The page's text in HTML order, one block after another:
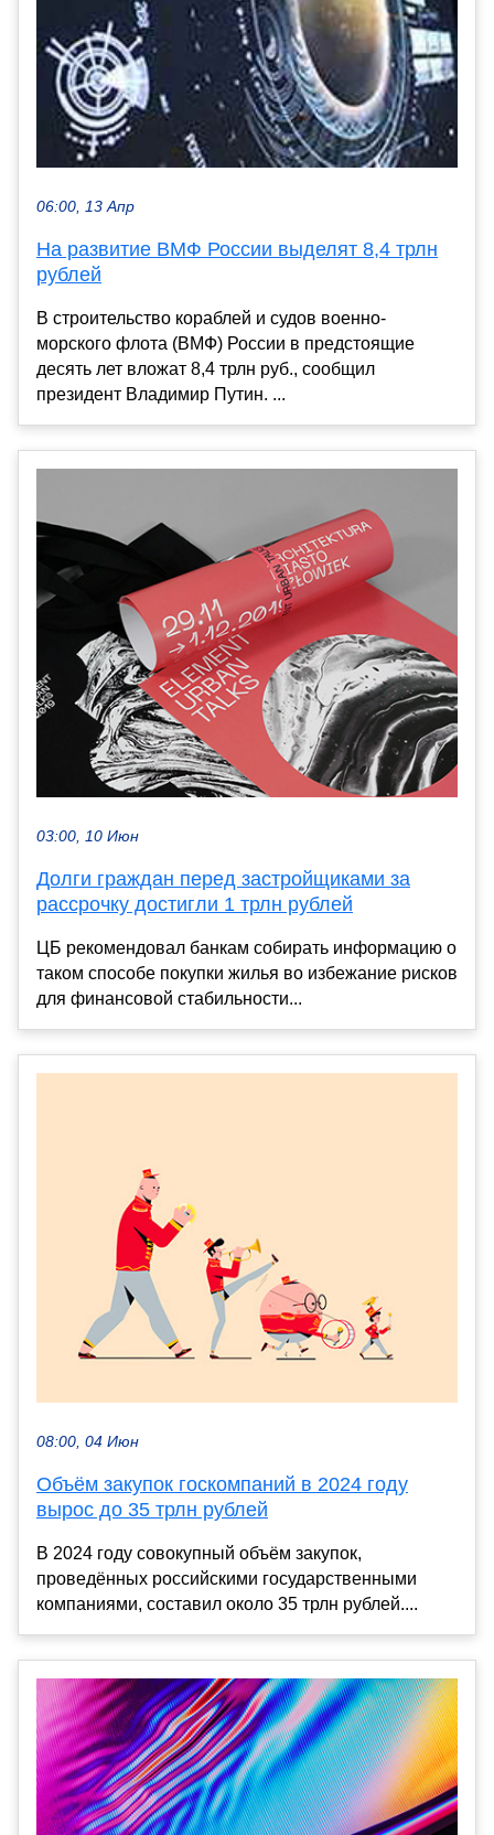
06:00, 13 Апр
На развитие ВМФ России выделят 8,4 трлн
рублей
В строительство кораблей и судов военно-
морского флота (ВМФ) России в предстоящие
десять лет вложат 8,4 трлн руб., сообщил
президент Владимир Путин. ...
03:00, 10 Июн
Долги граждан перед застройщиками за
рассрочку достигли 1 трлн рублей
ЦБ рекомендовал банкам собирать информацию о
таком способе покупки жилья во избежание рисков
для финансовой стабильности...
08:00, 04 Июн
Объём закупок госкомпаний в 2024 году
вырос до 35 трлн рублей
В 2024 году совокупный объём закупок,
проведённых российскими государственными
компаниями, составил около 35 трлн рублей....